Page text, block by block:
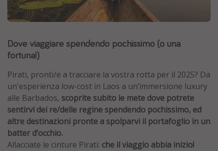
Grecia
Egitto
Tunisia
Malta
Canarie
Capo Verde
Tipo di vacanza
Dove viaggiare spendendo pochissimo (o una
fortuna!)
Pirati, pronti/e a tracciare la vostra rotta per il 2025? Da
un'esperienza low-cost in Laos a un’immersione luxury
alle Barbados, scoprite subito le mete dove potrete
sentirvi dei re/delle regine spendendo pochissimo, ed
altre destinazioni pronte a spolparvi il portafoglio in un
batter d’occhio.
Allacciate le cinture Pirati: che il viaggio abbia inizio!